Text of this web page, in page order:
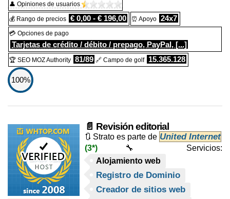
👤 Opiniones de usuarios
💰 Rango de precios € 0,00 - € 196,00 ⏰ Apoyo 24x7
💳 Opciones de pago
Tarjetas de crédito / débito / prepago, PayPal, [...]
🏆 SEO MOZ Authority 81/89 🔗 Campo de golf 15.365.128
100%
📄 Revisión editorial
🔃 Strato es parte de United Internet
(3*)
🔧 Servicios:
Alojamiento web
Registro de Dominio
Creador de sitios web